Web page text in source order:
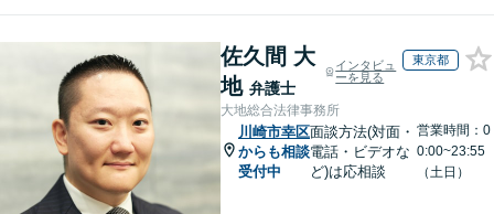
佐久間 大
地 弁護士
インタビュ
ーを見る
東京都
大地総合法律事務所
川崎市幸区
からも相談
受付中
面談方法(対面・
電話・ビデオな
ど)は応相談
営業時間：0
0:00~23:55
（土日）